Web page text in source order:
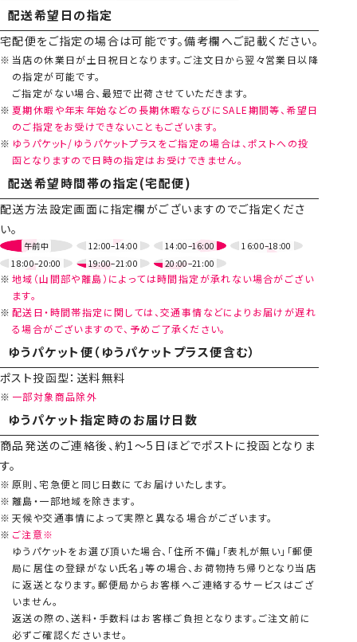
配送希望日の指定
宅配便をご指定の場合は可能です。備考欄へご記載ください。
当店の休業日が土日祝日となります。ご注文日から翌々営業日以降
の指定が可能です。
ご指定がない場合、最短で出荷させていただきます。
夏期休暇や年末年始などの長期休暇ならびにSALE期間等、希望日
のご指定をお受けできないこともございます。
ゆうパケット/ゆうパケットプラスをご指定の場合は、ポストへの投
函となりますので日時の指定はお受けできません。
配送希望時間帯の指定(宅配便)
配送方法設定画面に指定欄がございますのでご指定くださ
い。
午前中 12:00–14:00 14:00–16:00
16:00–18:00
18:00–20:00
19:00–21:00 20:00–21:00
地域（山間部や離島）によっては時間指定が承れない場合がござい
ます。
配送日・時間帯指定に関しては、交通事情などによりお届けが遅れ
る場合がございますので、予めご了承ください。
ゆうパケット便（ゆうパケットプラス便含む）
ポスト投函型：送料無料
一部対象商品除外
ゆうパケット指定時のお届け日数
商品発送のご連絡後、約1～5日ほどでポストに投函となりま
す。
原則、宅急便と同じ日数にてお届けいたします。
離島・一部地域を除きます。
天候や交通事情によって実際と異なる場合がございます。
ご注意※
ゆうパケットをお選び頂いた場合、「住所不備」「表札が無い」「郵便
局に居住の登録がない氏名」等の場合、お荷物持ち帰りとなり当店
に返送となります。郵便局からお客様へご連絡するサービスはござ
いません。
返送の際の、送料・手数料はお客様ご負担となります。ご注文前に
必ずご確認くださいませ。